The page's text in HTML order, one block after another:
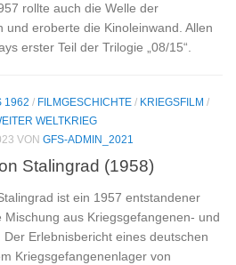
rollte auch die Welle der
und eroberte die Kinoleinwand. Allen
erster Teil der Trilogie „08/15“.
1962 / FILMGESCHICHTE / KRIEGSFILM /
WELTKRIEG
VON GFS-ADMIN_2021
Stalingrad (1958)
ist ein 1957 entstandener
Mischung aus Kriegsgefangenen- und
Der Erlebnisbericht eines deutschen
Kriegsgefangenenlager von